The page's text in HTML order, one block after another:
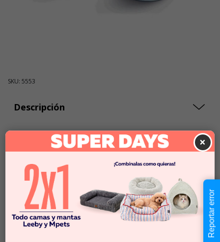
SKU: 5553
Descripción
Cantidad:
En Stock
Añadir al carrito
Información de envío
×
Reportar error